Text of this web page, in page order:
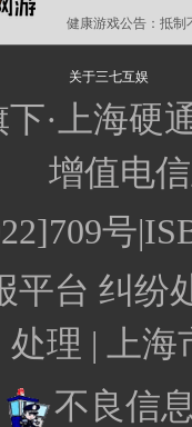
健康游戏公告： 抵制
关于三七互娱
·上海硬
增值电
号
平台 纠纷
处理 |
上
不良信